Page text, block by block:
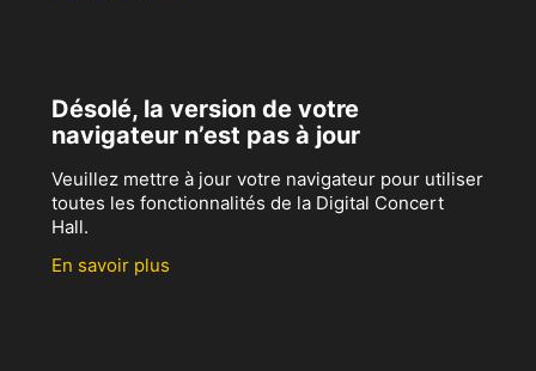
Désolé, la version de votre
navigateur n’est pas à jour
Veuillez mettre à jour votre navigateur pour utiliser
toutes les fonctionnalités de la Digital Concert
Hall.
En savoir plus